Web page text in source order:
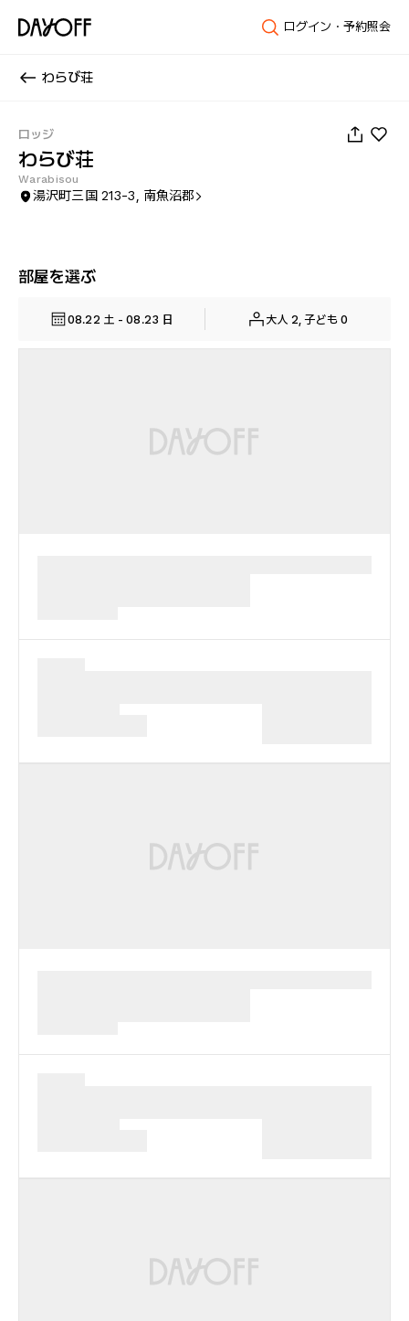
ログイン・予約照会
わらび荘
ロッジ
わらび荘
Warabisou
湯沢町三国 213-3, 南魚沼郡
部屋を選ぶ
08.22 土 - 08.23 日 大人 2, 子ども 0